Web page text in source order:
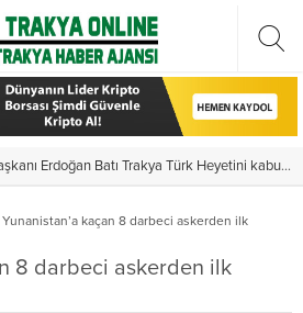
vekillerden 3 ayrı yemin
Yunanistan’a kaçan 8 darbeci askerden ilk
8 darbeci askerden ilk